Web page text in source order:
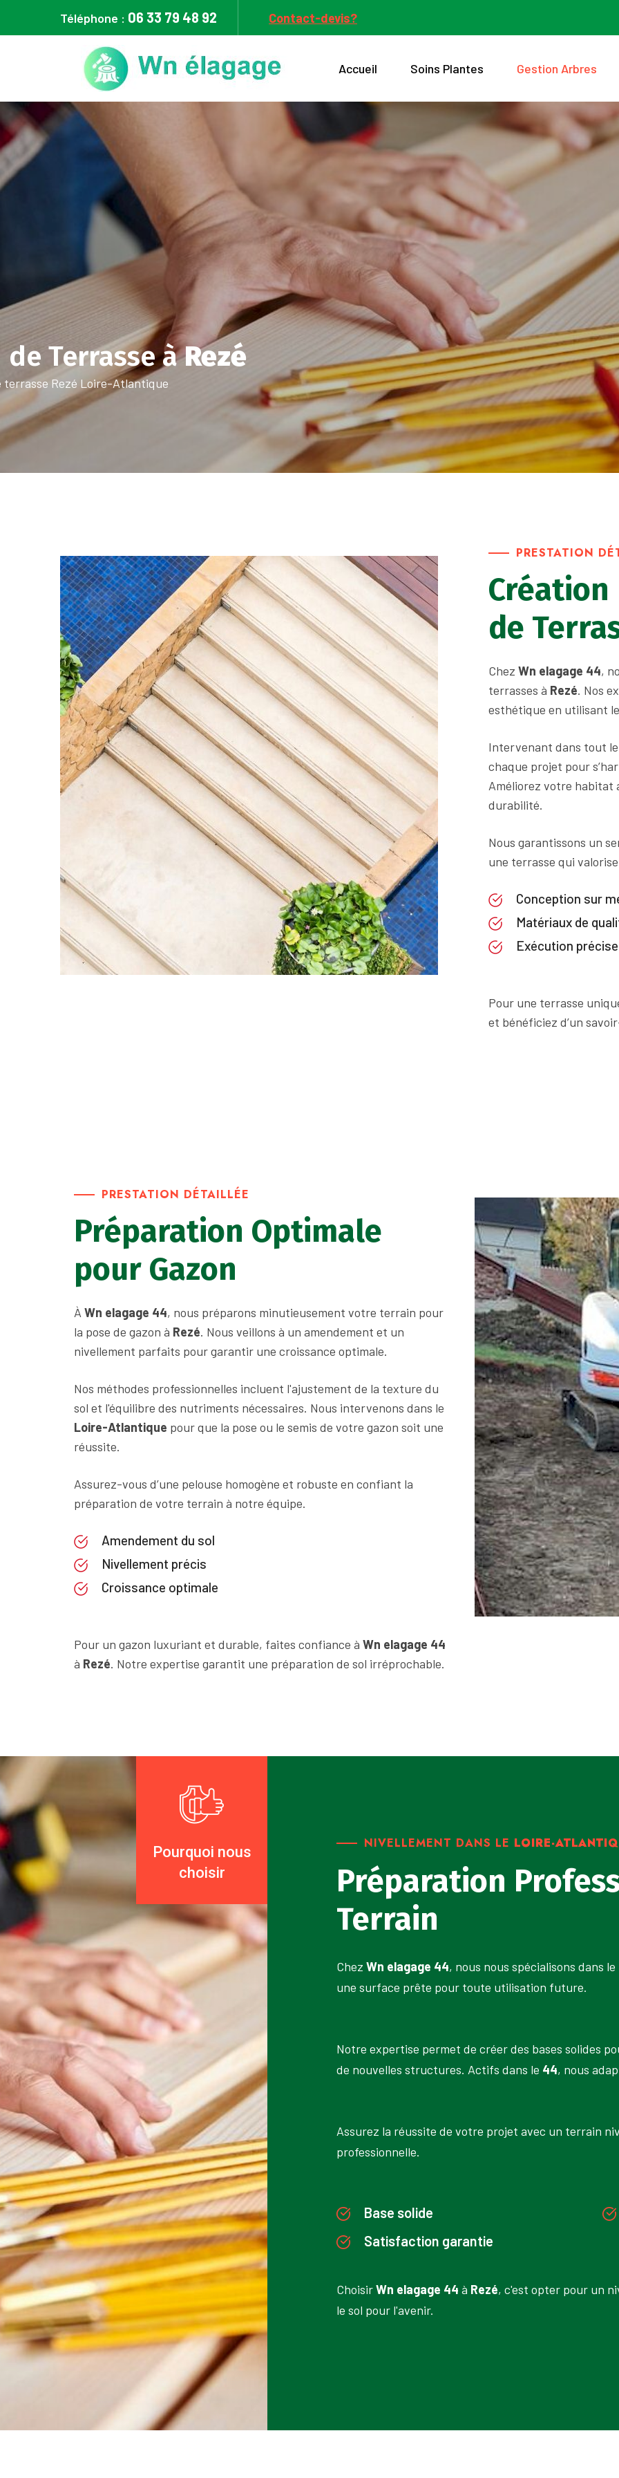
Téléphone : 06 33 79 48 92 Contact-devis?
Accueil Soins Plantes Gestion Arbres
de Terrasse àRezé
terrasse Rezé Loire-Atlantique
PRESTATION
de
Chez Wn elagage 44,
terrasses à Rezé. Nos
esthétique en utilisant
Intervenant dans tout
chaque projet pour
Améliorez votre habitat
durabilité.
Nous garantissons un
une terrasse qui
Conception sur
Matériaux de
Exécution précise
Pour une terrasse
et bénéficiez d’un
PRESTATION DÉTAILLÉE
Préparation Optimale
pour Gazon
À Wn elagage 44, nous préparons minutieusement votre terrain pour
la pose de gazon à Rezé. Nous veillons à un amendement et un
nivellement parfaits pour garantir une croissance optimale.
Nos méthodes professionnelles incluent l'ajustement de la texture du
sol et l'équilibre des nutriments nécessaires. Nous intervenons dans le
Loire-Atlantique pour que la pose ou le semis de votre gazon soit une
réussite.
Assurez-vous d’une pelouse homogène et robuste en confiant la
préparation de votre terrain à notre équipe.
Amendement du sol
Nivellement précis
Croissance optimale
Pour un gazon luxuriant et durable, faites confiance à Wn elagage 44
à Rezé. Notre expertise garantit une préparation de sol irréprochable.
Pourquoi nous
choisir
NIVELLEMENT DANS LE LOIRE-
Préparation
Terrain
Chez Wn elagage 44, nous nous spécialisons dans
une surface prête pour toute utilisation future.
Notre expertise permet de créer des bases solides
de nouvelles structures. Actifs dans le 44, nous
Assurez la réussite de votre projet avec un terrain
professionnelle.
Base solide
Satisfaction garantie
ChoisirWn elagage 44 à Rezé, c'est opter pour un
le sol pour l'avenir.